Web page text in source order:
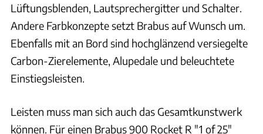
Lüftungsblenden, Lautsprechergitter und Schalter.
Andere Farbkonzepte setzt Brabus auf Wunsch um.
Ebenfalls mit an Bord sind hochglänzend versiegelte
Carbon-Zierelemente, Alupedale und beleuchtete
Einstiegsleisten.
Leisten muss man sich auch das Gesamtkunstwerk
können. Für einen Brabus 900 Rocket R "1 of 25"